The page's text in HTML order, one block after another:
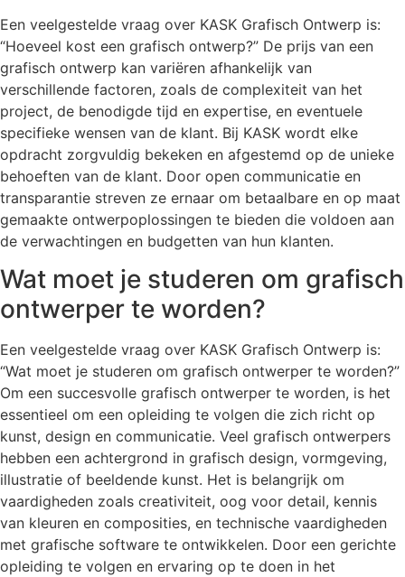
Een veelgestelde vraag over KASK Grafisch Ontwerp is:
“Hoeveel kost een grafisch ontwerp?” De prijs van een
grafisch ontwerp kan variëren afhankelijk van
verschillende factoren, zoals de complexiteit van het
project, de benodigde tijd en expertise, en eventuele
specifieke wensen van de klant. Bij KASK wordt elke
opdracht zorgvuldig bekeken en afgestemd op de unieke
behoeften van de klant. Door open communicatie en
transparantie streven ze ernaar om betaalbare en op maat
gemaakte ontwerpoplossingen te bieden die voldoen aan
de verwachtingen en budgetten van hun klanten.
Wat moet je studeren om grafisch
ontwerper te worden?
Een veelgestelde vraag over KASK Grafisch Ontwerp is:
“Wat moet je studeren om grafisch ontwerper te worden?”
Om een succesvolle grafisch ontwerper te worden, is het
essentieel om een opleiding te volgen die zich richt op
kunst, design en communicatie. Veel grafisch ontwerpers
hebben een achtergrond in grafisch design, vormgeving,
illustratie of beeldende kunst. Het is belangrijk om
vaardigheden zoals creativiteit, oog voor detail, kennis
van kleuren en composities, en technische vaardigheden
met grafische software te ontwikkelen. Door een gerichte
opleiding te volgen en ervaring op te doen in het